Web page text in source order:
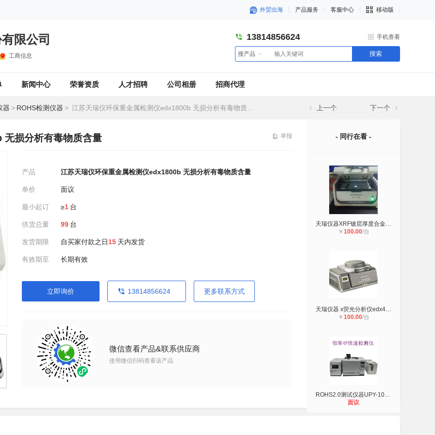
外贸出海 产品服务 客服中心 移动版
限公司
工商信息
13814856624 手机查看
搜产品 搜索
新闻中心 荣誉资质 人才招聘 公司相册 招商代理
器 > ROHS检测仪器 > 江苏天瑞仪环保重金属检测仪edx1800b 无损分析有毒物质含量 上一个 下一个
无损分析有毒物质含量 举报
产品 江苏天瑞仪环保重金属检测仪edx1800b 无损分析有毒物质含量
单价 面议
最小起订 ≥1 台
供货总量 99 台
发货期限 自买家付款之日15 天内发货
有效期至 长期有效
立即询价 13814856624 更多联系方式
微信查看产品&联系供应商
使用微信扫码查看该产品
- 同行在看 -
天瑞仪器XRF镀层厚度合金成分分析仪
￥ 100.00/台
天瑞仪器 x荧光分析仪edx4500 适合固
￥ 100.00/台
ROHS2.0测试仪器UPY-100 天瑞仪器工
面议